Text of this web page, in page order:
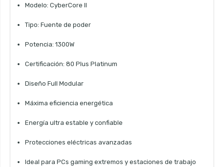
Modelo: CyberCore II
Tipo: Fuente de poder
Potencia: 1300W
Certificación: 80 Plus Platinum
Diseño Full Modular
Máxima eficiencia energética
Energía ultra estable y confiable
Protecciones eléctricas avanzadas
Ideal para PCs gaming extremos y estaciones de trabajo